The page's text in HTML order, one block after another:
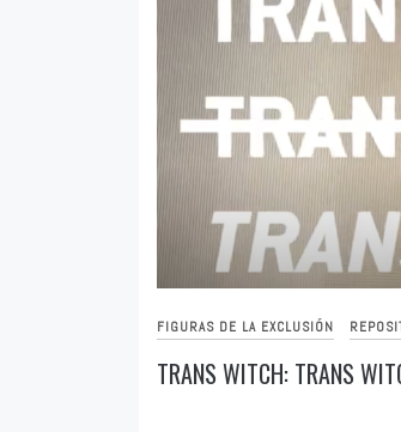
FIGURAS DE LA EXCLUSIÓN
TRANS WITCH: TRANS